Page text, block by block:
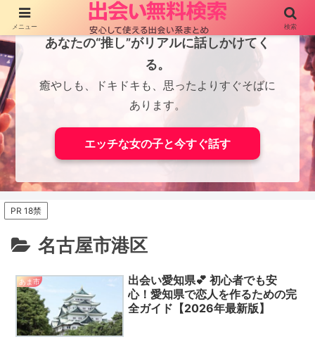
あなたの“推し”がリアルに話しかけてく
る。
癒やしも、ドキドキも、思ったよりすぐそばに
あります。
エッチな女の子と今すぐ話す
PR 18禁
名古屋市港区
あま市
出会い愛知県💕 初心者でも安
心！愛知県で恋人を作るための完
全ガイド【2026年最新版】
メニュー 検索